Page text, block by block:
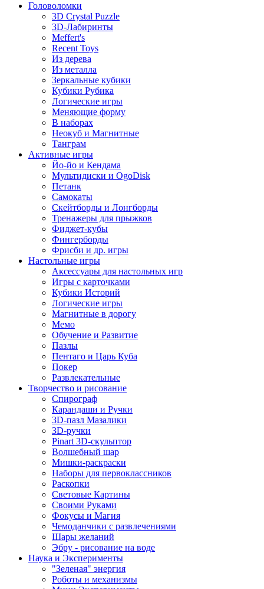
Головоломки
3D Crystal Puzzle
3D-Лабиринты
Meffert's
Recent Toys
Из дерева
Из металла
Зеркальные кубики
Кубики Рубика
Логические игры
Меняющие форму
В наборах
Неокуб и Магнитные
Танграм
Активные игры
Йо-йо и Кендама
Мультидиски и OgoDisk
Петанк
Самокаты
Скейтборды и Лонгборды
Тренажеры для прыжков
Фиджет-кубы
Фингерборды
Фрисби и др. игры
Настольные игры
Аксессуары для настольных игр
Игры с карточками
Кубики Историй
Логические игры
Магнитные в дорогу
Мемо
Обучение и Развитие
Пазлы
Пентаго и Царь Куба
Покер
Развлекательные
Творчество и рисование
Спирограф
Карандаши и Ручки
3D-пазл Мазалики
3D-ручки
Pinart 3D-скульптор
Волшебный шар
Мишки-раскраски
Наборы для первоклассников
Раскопки
Световые Картины
Своими Руками
Фокусы и Магия
Чемоданчики с развлечениями
Шары желаний
Эбру - рисование на воде
Наука и Эксперименты
"Зеленая" энергия
Роботы и механизмы